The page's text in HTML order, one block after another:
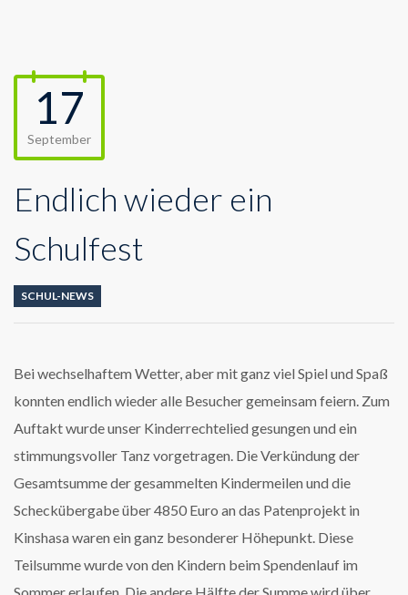
17
September
Endlich wieder ein
Schulfest
SCHUL-NEWS
Bei wechselhaftem Wetter, aber mit ganz viel Spiel und Spaß
konnten endlich wieder alle Besucher gemeinsam feiern. Zum
Auftakt wurde unser Kinderrechtelied gesungen und ein
stimmungsvoller Tanz vorgetragen. Die Verkündung der
Gesamtsumme der gesammelten Kindermeilen und die
Scheckübergabe über 4850 Euro an das Patenprojekt in
Kinshasa waren ein ganz besonderer Höhepunkt. Diese
Teilsumme wurde von den Kindern beim Spendenlauf im